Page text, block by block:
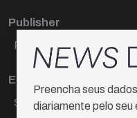
Publisher
Paulo Cesar de Oliveira
Editora Chefe
Sueli Cotta
Preencha seus
diariamente pelo seu